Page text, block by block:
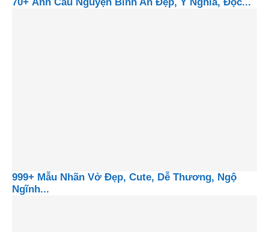
999+ Mẫu Nhãn Vở Đẹp, Cute, Dễ Thương, Ngộ
Ngĩnh...